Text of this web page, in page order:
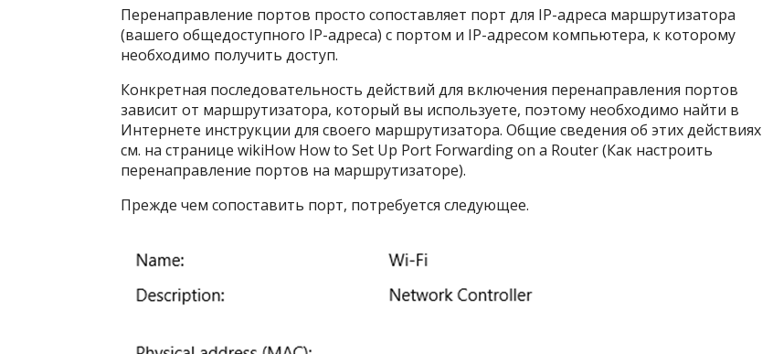
Перенаправление портов просто сопоставляет порт для IP-адреса маршрутизатора
(вашего общедоступного IP-адреса) с портом и IP-адресом компьютера, к которому
необходимо получить доступ.
Конкретная последовательность действий для включения перенаправления портов
зависит от маршрутизатора, который вы используете, поэтому необходимо найти в
Интернете инструкции для своего маршрутизатора. Общие сведения об этих действиях
см. на странице wikiHow How to Set Up Port Forwarding on a Router (Как настроить
перенаправление портов на маршрутизаторе).
Прежде чем сопоставить порт, потребуется следующее.